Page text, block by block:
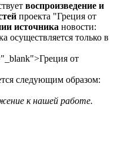
воспроизведение и
проекта "Греция от
источника новости:
осуществляется только в
от
следующим образом:
к нашей работе.